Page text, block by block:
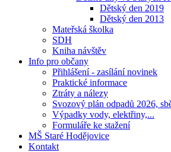
Dětský den 2019
Dětský den 2013
Mateřská školka
SDH
Kniha návštěv
Info pro občany
Přihlášení - zasílání novinek
Praktické informace
Ztráty a nálezy
Svozový plán odpadů 2026,
Výpadky vody, elektřiny,...
Formuláře ke stažení
MŠ Staré Hodějovice
Kontakt